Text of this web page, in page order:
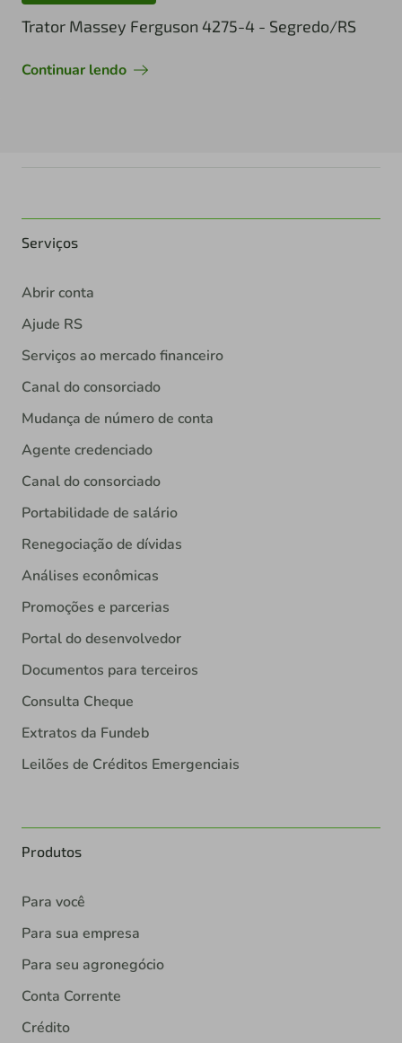
Trator Massey Ferguson 4275-4 - Segredo/RS
Continuar lendo
Serviços
Abrir conta
Ajude RS
Serviços ao mercado financeiro
Canal do consorciado
Mudança de número de conta
Agente credenciado
Canal do consorciado
Portabilidade de salário
Renegociação de dívidas
Análises econômicas
Promoções e parcerias
Portal do desenvolvedor
Documentos para terceiros
Consulta Cheque
Extratos da Fundeb
Leilões de Créditos Emergenciais
Produtos
Para você
Para sua empresa
Para seu agronegócio
Conta Corrente
Crédito